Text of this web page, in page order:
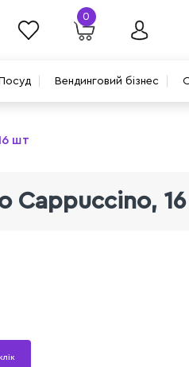
Посуд Вендинговий бізнес
0
шт
Cappuccino,